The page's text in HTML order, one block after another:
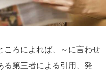
ころによれば、～に言わせ
る第三者による引用、発